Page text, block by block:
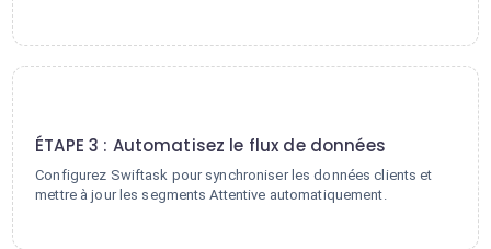
ÉTAPE 3 : Automatisez le flux de données
Configurez Swiftask pour synchroniser les données clients et
mettre à jour les segments Attentive automatiquement.